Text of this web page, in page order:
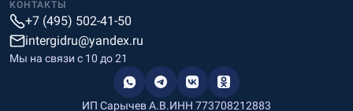
КОНТАКТЫ
+7 (495) 502-41-50
intergidru@yandex.ru
Мы на связи c 10 до 21
ИП Сарычев А.В.ИНН 773708212883